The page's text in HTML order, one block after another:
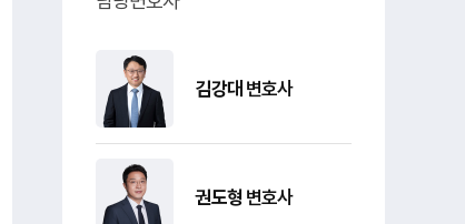
김강대 변호사
권도형 변호사